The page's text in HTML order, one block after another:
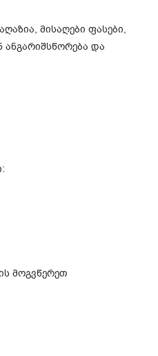
მისაღები ფასები,
და
მოგვწერეთ